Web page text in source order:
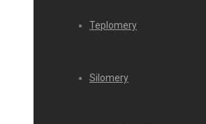
Teplomery
Silomery